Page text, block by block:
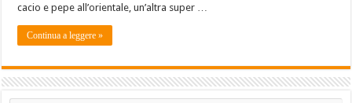
cacio e pepe all’orientale, un’altra super …
Continua a leggere »